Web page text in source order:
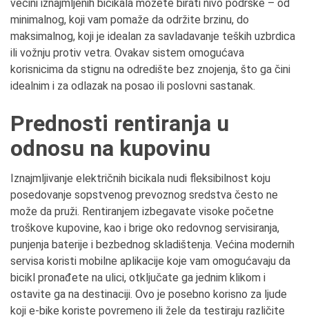
većini iznajmljenih bicikala možete birati nivo podrške – od
minimalnog, koji vam pomaže da održite brzinu, do
maksimalnog, koji je idealan za savladavanje teških uzbrdica
ili vožnju protiv vetra. Ovakav sistem omogućava
korisnicima da stignu na odredište bez znojenja, što ga čini
idealnim i za odlazak na posao ili poslovni sastanak.
Prednosti rentiranja u
odnosu na kupovinu
Iznajmljivanje električnih bicikala nudi fleksibilnost koju
posedovanje sopstvenog prevoznog sredstva često ne
može da pruži. Rentiranjem izbegavate visoke početne
troškove kupovine, kao i brige oko redovnog servisiranja,
punjenja baterije i bezbednog skladištenja. Većina modernih
servisa koristi mobilne aplikacije koje vam omogućavaju da
bicikl pronađete na ulici, otključate ga jednim klikom i
ostavite ga na destinaciji. Ovo je posebno korisno za ljude
koji e-bike koriste povremeno ili žele da testiraju različite